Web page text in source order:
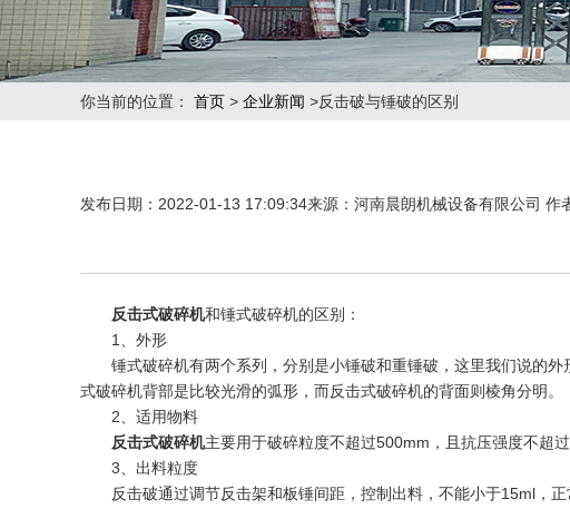
你当前的位置： 首页 > 企业新闻 >反击破与锤破的区别
发布日期：2022-01-13 17:09:34来源：河南晨朗机械设备有限公司 作
反击式破碎机和锤式破碎机的区别：
1、外形
锤式破碎机有两个系列，分别是小锤破和重锤破，这里我们说的
式破碎机背部是比较光滑的弧形，而反击式破碎机的背面则棱角分明。
2、适用物料
反击式破碎机主要用于破碎粒度不超过500mm，且抗压强度不超
3、出料粒度
反击破通过调节反击架和板锤间距，控制出料，不能小于15ml，